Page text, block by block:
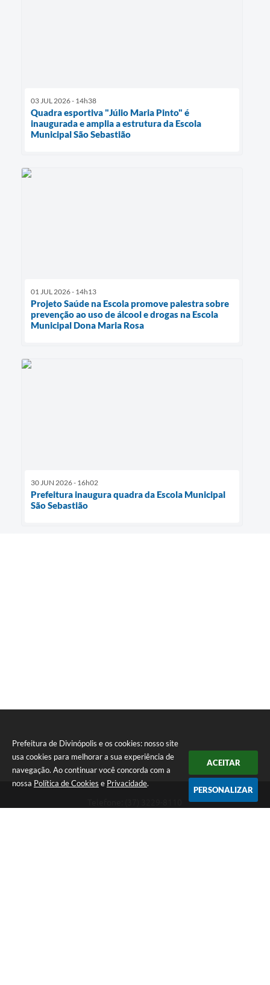
Prefeitura de Divinópolis e os cookies: nosso site
usa cookies para melhorar a sua experiência de
navegação. Ao continuar você concorda com a
nossa Política de Cookies e Privacidade.
ACEITAR
PERSONALIZAR
03 JUL 2026 - 14h38
Quadra esportiva "Júlio Maria Pinto" é
inaugurada e amplia a estrutura da Escola
Municipal São Sebastião
01 JUL 2026 - 14h13
Projeto Saúde na Escola promove palestra sobre
prevenção ao uso de álcool e drogas na Escola
Municipal Dona Maria Rosa
30 JUN 2026 - 16h02
Prefeitura inaugura quadra da Escola Municipal
São Sebastião